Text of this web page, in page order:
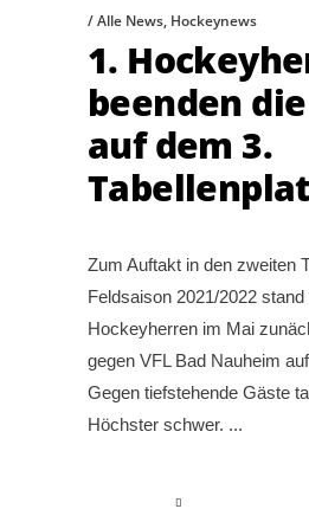
Alle News, Hockeynews
1.
beenden
auf dem 3.
Zum Auftakt in den zweiten
Feldsaison 2021/2022
Hockeyherren im Mai
gegen VFL Bad Nauheim
Gegen tiefstehende Gäste
Höchster schwer.